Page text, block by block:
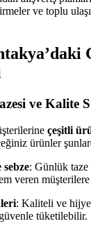
ve toplu
ve Kalite
çeşitli
ürünler
sebze: Günlük taze
veren
: Kaliteli ve
tüketilebilir.